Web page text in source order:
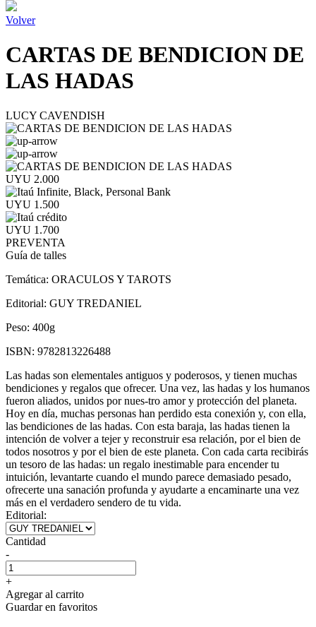
Volver
CARTAS DE BENDICION DE
LAS HADAS
LUCY CAVENDISH
UYU 2.000
UYU 1.500
UYU 1.700
PREVENTA
Guía de talles
Temática: ORACULOS Y TAROTS
Editorial: GUY TREDANIEL
Peso: 400g
ISBN: 9782813226488
Las hadas son elementales antiguos y poderosos, y tienen muchas
bendiciones y regalos que ofrecer. Una vez, las hadas y los humanos
fueron aliados, unidos por nues-tro amor y protección del planeta.
Hoy en día, muchas personas han perdido esta conexión y, con ella,
las bendiciones de las hadas. Con esta baraja, las hadas tienen la
intención de volver a tejer y reconstruir esa relación, por el bien de
todos nosotros y por el bien de este planeta. Con cada carta recibirás
un tesoro de las hadas: un regalo inestimable para encender tu
intuición, levantarte cuando el mundo parece demasiado pesado,
ofrecerte una sanación profunda y ayudarte a encaminarte una vez
más en el verdadero sendero de tu vida.
Editorial:
Cantidad
-
+
Agregar al carrito
Guardar en favoritos